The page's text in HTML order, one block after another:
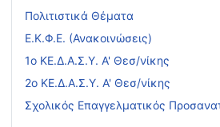
Πολιτιστικά Θέματα
Ε.Κ.Φ.Ε. (Ανακοινώσεις)
1ο ΚΕ.Δ.Α.Σ.Υ. Α' Θεσ/νίκης
2ο ΚΕ.Δ.Α.Σ.Υ. Α' Θεσ/νίκης
Σχολικός Επαγγελματικός